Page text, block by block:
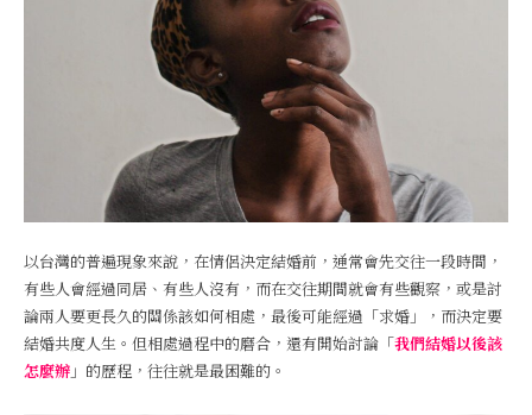
以台灣的普遍現象來說，在情侶決定結婚前，通常會先交往一段時間，
有些人會經過同居、有些人沒有，而在交往期間就會有些觀察，或是討
論兩人要更長久的關係該如何相處，最後可能經過「求婚」，而決定要
結婚共度人生。但相處過程中的磨合，還有開始討論「我們結婚以後該
怎麼辦 」的歷程，往往就是最困難的。